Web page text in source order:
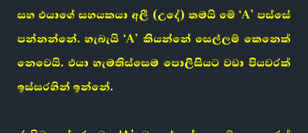
සහ එයාගේ සහයකයා අලී (උදේ) තමයි මේ ‘A’ පස්සේ
පන්නන්නේ. හැබැයි ‘A’ කියන්නේ සෙල්ලම් කෙනෙක්
නෙවෙයි. එයා හැමතිස්සෙම පොලිසියට වඩා පියවරක්
ඉස්සරහින් ඉන්නේ.